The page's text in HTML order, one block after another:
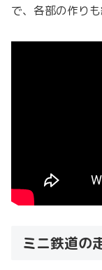
で、各部の作り
ミニ鉄道の